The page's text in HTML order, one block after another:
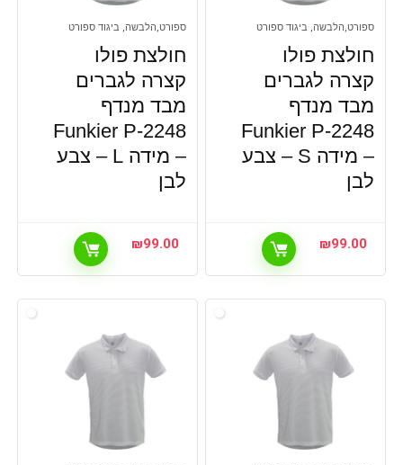
ספורט,הלבשה, ביגוד ספורט
חולצת פולו
קצרה לגברים
מבד מנדף
Funkier P-2248
– מידה S – צבע
לבן
₪99.00
ספורט,הלבשה, ביגוד ספורט
חולצת פולו
קצרה לגברים
מבד מנדף
Funkier P-2248
– מידה L – צבע
לבן
₪99.00